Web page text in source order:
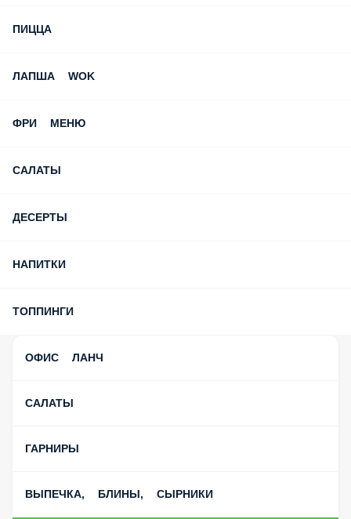
ПИЦЦА
ЛАПША WOK
ФРИ МЕНЮ
САЛАТЫ
ДЕСЕРТЫ
НАПИТКИ
ТОППИНГИ
ОФИС ЛАНЧ
САЛАТЫ
ГАРНИРЫ
ВЫПЕЧКА, БЛИНЫ, СЫРНИКИ